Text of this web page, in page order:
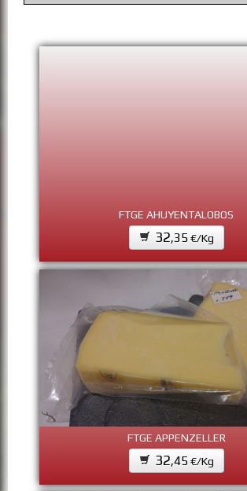
FTGE AHUYENTALOBOS
32,35 €/Kg
FTGE APPENZELLER
32,45 €/Kg